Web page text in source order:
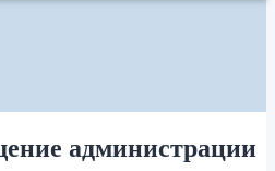
администрации